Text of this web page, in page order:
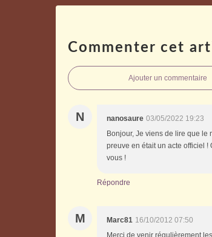
Commenter cet
Ajouter un commentaire
N nanosaure 03/05/2022 19:23
Bonjour, Je viens de lire que
preuve en était un acte officiel
vous !
Répondre
M Marc81 16/10/2012 07:50
Merci de venir régulièrement